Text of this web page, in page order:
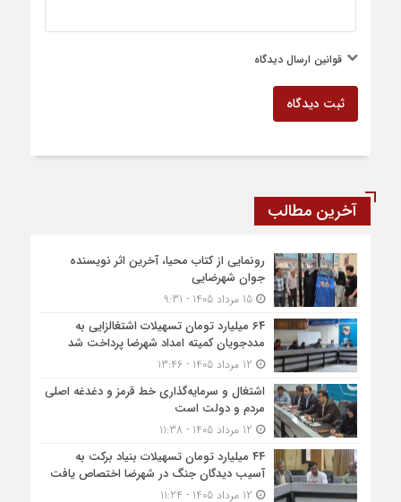
قوانین ارسال دیدگاه
ثبت دیدگاه
آخرین مطالب
رونمایی از کتاب محیا، آخرین اثر نویسنده
جوان شهرضایی
15 مرداد 1405 - 9:31
۶۴ میلیارد تومان تسهیلات اشتغالزایی به
مددجویان کمیته امداد شهرضا پرداخت شد
اشتغال و سرمایه‌گذاری خط قرمز و دغدغه اصلی
مردم و دولت است
۴۴ میلیارد تومان تسهیلات بنیاد برکت به
آسیب دیدگان جنگ در شهرضا اختصاص یافت